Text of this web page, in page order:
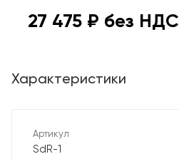
27 475 ₽ без НДС
Характеристики
Артикул
SdR-1